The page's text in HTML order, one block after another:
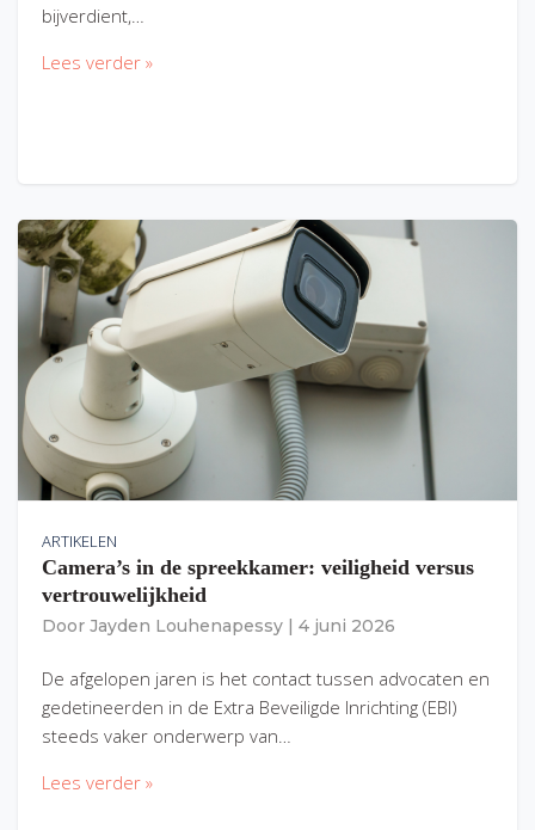
bijverdient,…
Lees verder »
ARTIKELEN
Camera’s in de spreekkamer: veiligheid versus
vertrouwelijkheid
Door Jayden Louhenapessy 4 juni 2026
De afgelopen jaren is het contact tussen advocaten en
gedetineerden in de Extra Beveiligde Inrichting (EBI)
steeds vaker onderwerp van…
Lees verder »